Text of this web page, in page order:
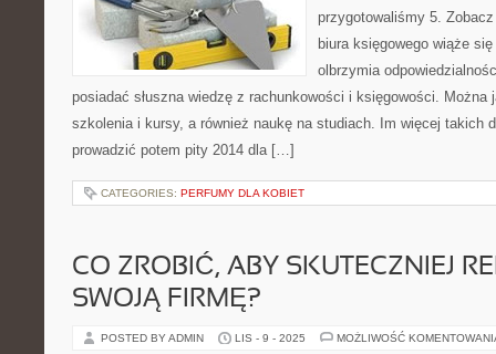
przygotowaliśmy 5.
biura księgowego wiąże
olbrzymia
posiadać słuszna wiedzę z rachunkowości i księgowości. Można
szkolenia i kursy, a również naukę na studiach. Im więcej takich
prowadzić potem pity 2014 dla […]
CATEGORIES: PERFUMY DLA KOBIET
CO ZROBIĆ, ABY SKUTECZNIEJ
SWOJĄ FIRMĘ?
POSTED BY ADMIN LIS - 9 - 2025 MOŻLIWOŚĆ